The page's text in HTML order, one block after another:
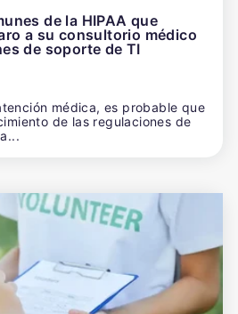
de la HIPAA que
a su consultorio médico
de soporte de TI
médica, es probable que
de las regulaciones de